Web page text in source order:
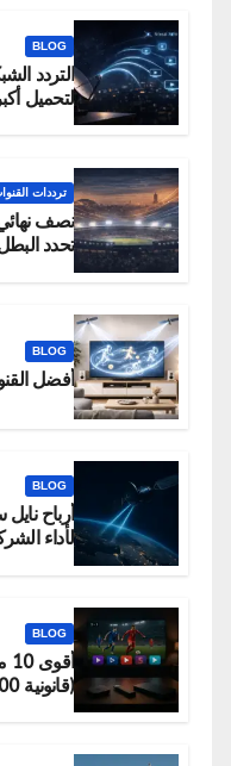
BLOG
لتحميل
ترددات
تحدد
BLOG
أفضل
BLOG
لأداء
BLOG
(قانونية 100%)